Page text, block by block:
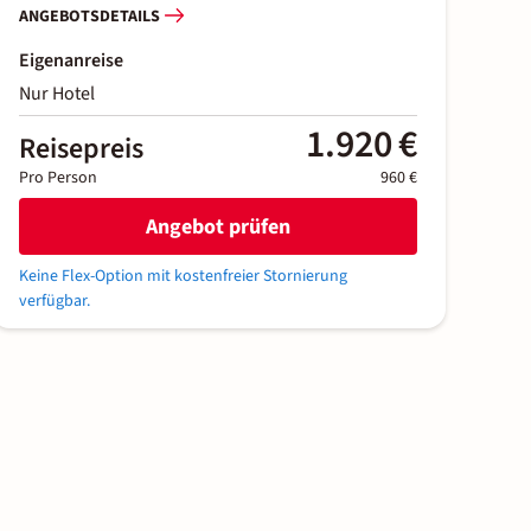
ANGEBOTSDETAILS
Eigenanreise
Nur Hotel
Reisepreis 1.920 €
Pro Person 960 €
Angebot prüfen
Keine Flex-Option mit kostenfreier Stornierung
verfügbar.